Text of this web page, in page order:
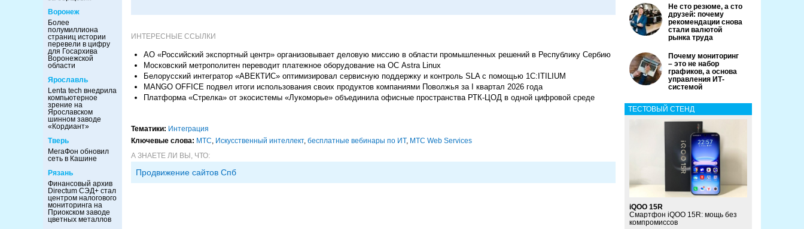
Воронеж
Более
полумиллиона
страниц истории
перевели в цифру
для Госархива
Воронежской
области
Ярославль
Lenta tech внедрила
компьютерное
зрение на
Ярославском
шинном заводе
«Кордиант»
Тверь
МегаФон обновил
сеть в Кашине
Рязань
Финансовый архив
Directum СЭД+ стал
центром налогового
мониторинга на
Приокском заводе
цветных металлов
ИНТЕРЕСНЫЕ ССЫЛКИ
АО «Российский экспортный центр» организовывает деловую миссию в области промышленных решений в Республику Сербию
Московский метрополитен переводит платежное оборудование на ОС Astra Linux
Белорусский интегратор «АВЕКТИС» оптимизировал сервисную поддержку и контроль SLA с помощью 1С:ITILIUM
MANGO OFFICE подвел итоги использования своих продуктов компаниями Поволжья за I квартал 2026 года
Платформа «Стрелка» от экосистемы «Лукоморье» объединила офисные пространства РТК-ЦОД в одной цифровой среде
Тематики: Интеграция
Ключевые слова: МТС, Искусственный интеллект, бесплатные вебинары по ИТ, МТС Web Services
А ЗНАЕТЕ ЛИ ВЫ, ЧТО:
Продвижение сайтов Спб
Не сто резюме, а сто
друзей: почему
рекомендации снова
стали валютой
рынка труда
Почему мониторинг
– это не набор
графиков, а основа
управления ИТ-
системой
ТЕСТОВЫЙ СТЕНД
iQOO 15R
Смартфон iQOO 15R: мощь без
компромиссов